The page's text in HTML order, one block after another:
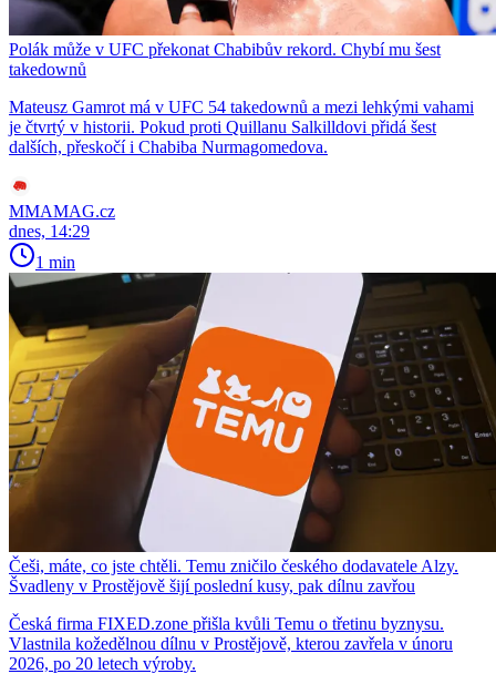
Polák může v UFC překonat Chabibův rekord. Chybí mu šest
takedownů
Mateusz Gamrot má v UFC 54 takedownů a mezi lehkými vahami
je čtvrtý v historii. Pokud proti Quillanu Salkilldovi přidá šest
dalších, přeskočí i Chabiba Nurmagomedova.
MMAMAG.cz
dnes, 14:29
1 min
Češi, máte, co jste chtěli. Temu zničilo českého dodavatele Alzy.
Švadleny v Prostějově šijí poslední kusy, pak dílnu zavřou
Česká firma FIXED.zone přišla kvůli Temu o třetinu byznysu.
Vlastnila kožedělnou dílnu v Prostějově, kterou zavřela v únoru
2026, po 20 letech výroby.